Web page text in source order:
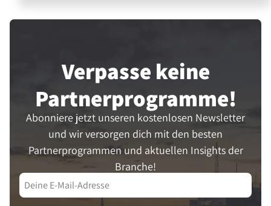
Verpasse keine
Partner­programme!
Abonniere jetzt unseren kostenlosen Newsletter
und wir versorgen dich mit den besten
Partnerprogrammen und aktuellen Insights der
Branche!